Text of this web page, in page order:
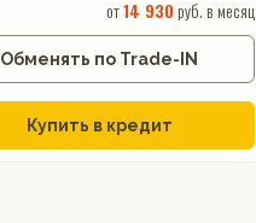
от14 930 руб. в месяц
Обменять по Trade-IN
Купить в кредит